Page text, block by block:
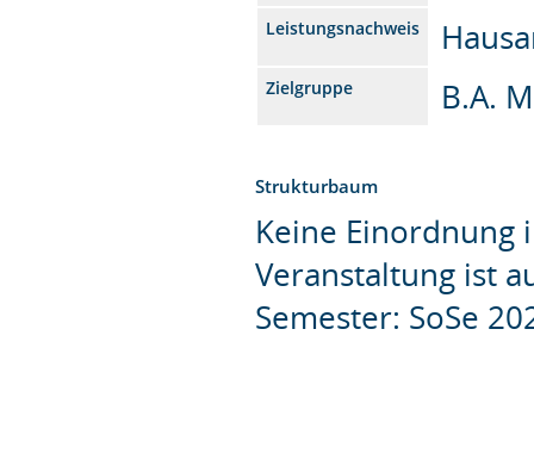
Leistungsnachweis
Zielgruppe B.A.
Strukturbaum
Keine Einordnung
Veranstaltung ist
Semester: SoSe